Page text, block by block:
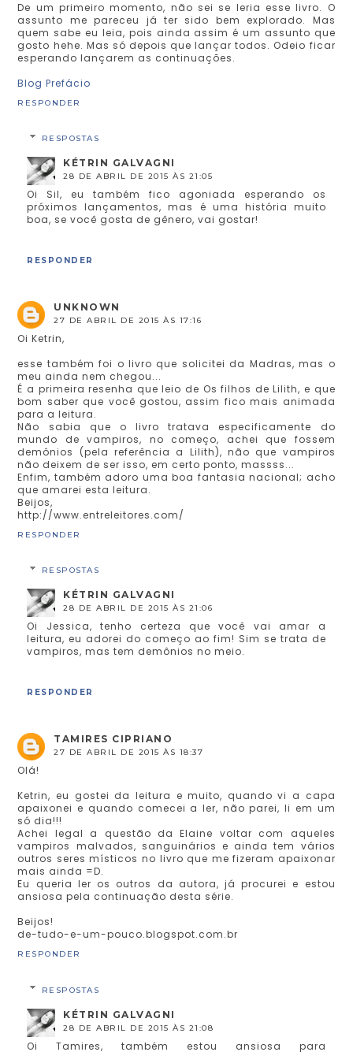
De um primeiro momento, não sei se leria esse livro. O
assunto me pareceu já ter sido bem explorado. Mas
quem sabe eu leia, pois ainda assim é um assunto que
gosto hehe. Mas só depois que lançar todos. Odeio ficar
esperando lançarem as continuações.
Blog Prefácio
RESPONDER
RESPOSTAS
KÉTRIN GALVAGNI
28 DE ABRIL DE 2015 ÀS 21:05
Oi Sil, eu também fico agoniada esperando os
próximos lançamentos, mas é uma história muito
boa, se você gosta de gênero, vai gostar!
RESPONDER
UNKNOWN
27 DE ABRIL DE 2015 ÀS 17:16
Oi Ketrin,
esse também foi o livro que solicitei da Madras, mas o
meu ainda nem chegou...
É a primeira resenha que leio de Os filhos de Lilith, e que
bom saber que você gostou, assim fico mais animada
para a leitura.
Não sabia que o livro tratava especificamente do
mundo de vampiros, no começo, achei que fossem
demônios (pela referência a Lilith), não que vampiros
não deixem de ser isso, em certo ponto, massss...
Enfim, também adoro uma boa fantasia nacional; acho
que amarei esta leitura.
Beijos,
http://www.entreleitores.com/
RESPONDER
RESPOSTAS
KÉTRIN GALVAGNI
28 DE ABRIL DE 2015 ÀS 21:06
Oi Jessica, tenho certeza que você vai amar a
leitura, eu adorei do começo ao fim! Sim se trata de
vampiros, mas tem demônios no meio.
RESPONDER
TAMIRES CIPRIANO
27 DE ABRIL DE 2015 ÀS 18:37
Olá!
Ketrin, eu gostei da leitura e muito, quando vi a capa
apaixonei e quando comecei a ler, não parei, li em um
só dia!!!
Achei legal a questão da Elaine voltar com aqueles
vampiros malvados, sanguinários e ainda tem vários
outros seres místicos no livro que me fizeram apaixonar
mais ainda =D.
Eu queria ler os outros da autora, já procurei e estou
ansiosa pela continuação desta série.
Beijos!
de-tudo-e-um-pouco.blogspot.com.br
RESPONDER
RESPOSTAS
KÉTRIN GALVAGNI
28 DE ABRIL DE 2015 ÀS 21:08
Oi Tamires, também estou ansiosa para